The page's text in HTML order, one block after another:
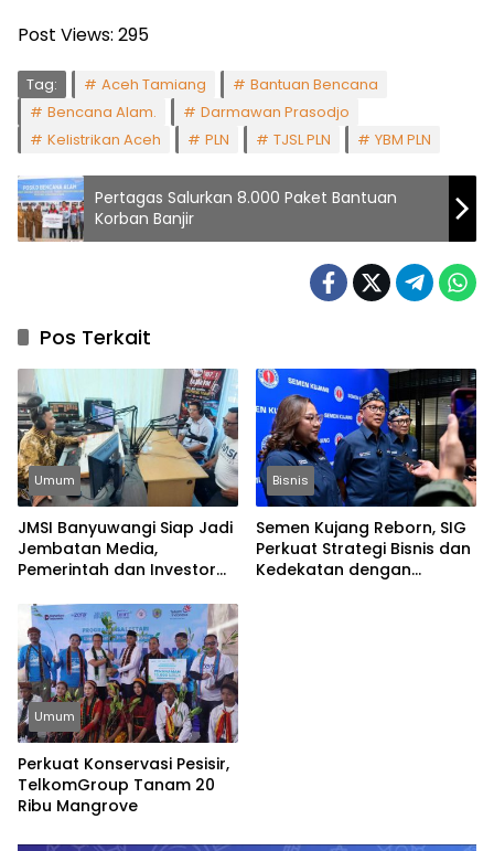
Post Views: 295
Tag: Aceh Tamiang
Bantuan Bencana
Bencana Alam.
Darmawan Prasodjo
Kelistrikan Aceh
PLN TJSL PLN YBM PLN
Pertagas Salurkan 8.000 Paket Bantuan
Korban Banjir
Pos Terkait
Umum
JMSI Banyuwangi Siap Jadi
Jembatan Media,
Pemerintah dan Investor
Bisnis
Semen Kujang Reborn, SIG
Perkuat Strategi Bisnis dan
Kedekatan dengan
Umum
Perkuat Konservasi Pesisir,
TelkomGroup Tanam 20
Ribu Mangrove